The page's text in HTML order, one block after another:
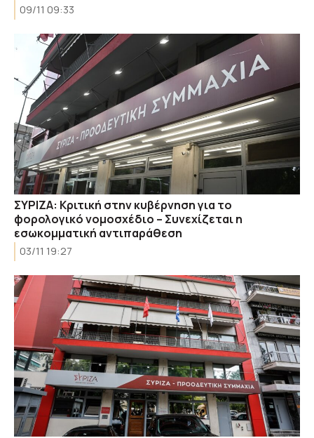
09/11 09:33
ΣΥΡΙΖΑ: Kριτική στην κυβέρνηση για το
φορολογικό νομοσχέδιο – Συνεχίζεται η
εσωκομματική αντιπαράθεση
03/11 19:27